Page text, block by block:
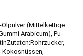
Ölpulver (Mittelkettige
Arabicum), Pu
Kokosnüssen,